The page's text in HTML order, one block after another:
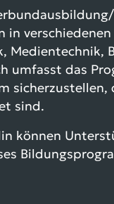
in
Medientechnik,
umfasst das
sicherzustellen,
sind.
können